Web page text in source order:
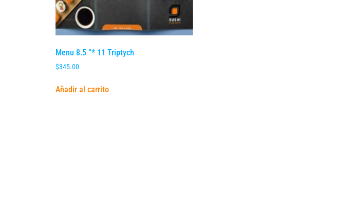
Menu 8.5 ”* 11 Triptych
$345.00
Añadir al carrito